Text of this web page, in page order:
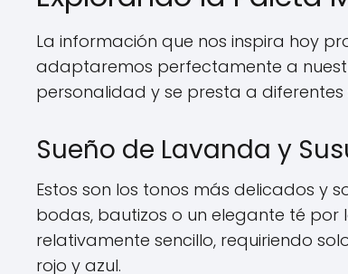
La información que nos inspira hoy
adaptaremos perfectamente a
personalidad y se presta a
Sueño de Lavanda y
Estos son los tonos más delicados y
bodas, bautizos o un elegante té por
relativamente sencillo, requiriendo
rojo y azul.